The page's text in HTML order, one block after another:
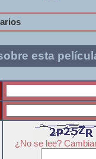
esta
¿No se lee?